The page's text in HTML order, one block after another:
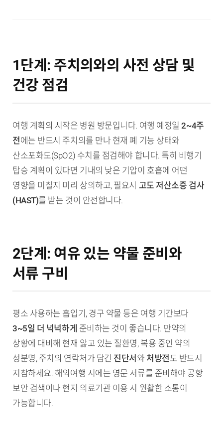
1단계: 주치의와의 사전 상담 및
건강 점검
여행 계획의 시작은 병원 방문입니다. 여행 예정일2~4주
전에는 반드시 주치의를 만나 현재 폐 기능 상태와
산소포화도(SpO2) 수치를 점검해야 합니다. 특히 비행기
탑승 계획이 있다면 기내의 낮은 기압이 호흡에 어떤
영향을 미칠지 미리 상의하고, 필요시 고도 저산소증 검사
(HAST)를 받는 것이 안전합니다.
2단계: 여유 있는 약물 준비와
서류 구비
평소 사용하는 흡입기, 경구 약물 등은 여행 기간보다
3~5일 더 넉넉하게 준비하는 것이 좋습니다. 만약의
상황에 대비해 현재 앓고 있는 질환명, 복용 중인 약의
성분명, 주치의 연락처가 담긴 진단서와 처방전도 반드시
지참하세요. 해외여행 시에는 영문 서류를 준비해야 공항
보안 검색이나 현지 의료기관 이용 시 원활한 소통이
가능합니다.